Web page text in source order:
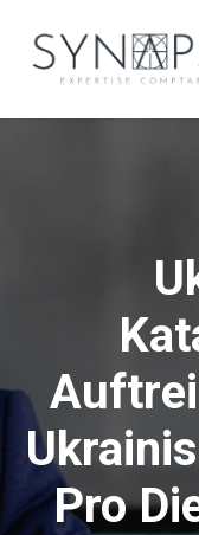
Pro